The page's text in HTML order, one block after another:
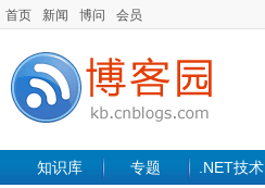
首页 新闻 博问 会员
知识库 专题 .NET技术